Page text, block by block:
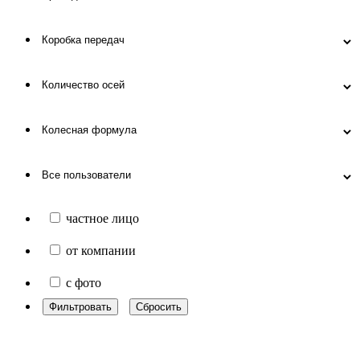
частное лицо
от компании
с фото
Фильтровать Сбросить